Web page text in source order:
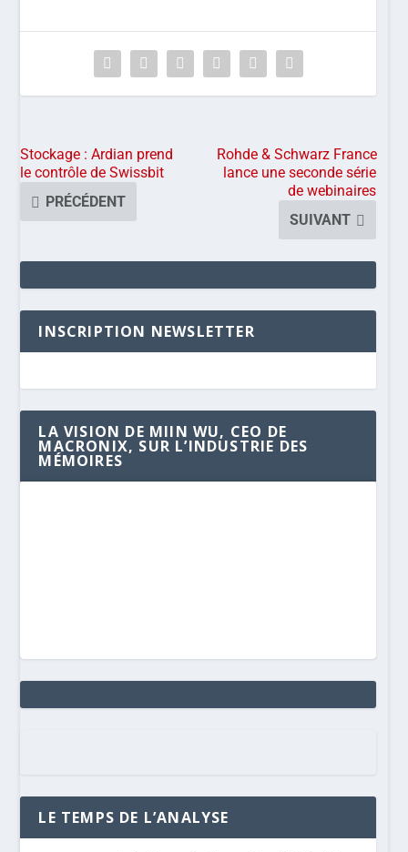
Stockage : Ardian prend
le contrôle de Swissbit
PRÉCÉDENT
Rohde & Schwarz France
lance une seconde série
de webinaires
SUIVANT
INSCRIPTION NEWSLETTER
LA VISION DE MIIN WU, CEO DE
MACRONIX, SUR L’INDUSTRIE DES
MÉMOIRES
LE TEMPS DE L’ANALYSE